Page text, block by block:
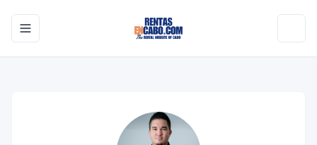
Toggle navigation menu